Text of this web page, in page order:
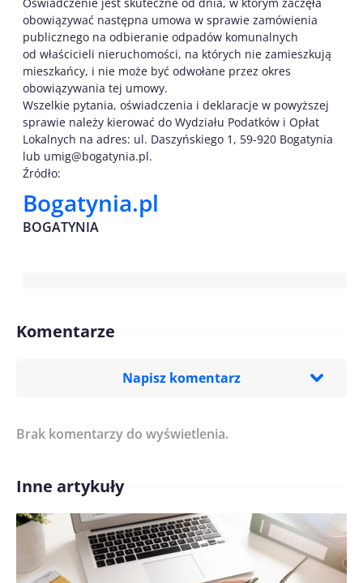
obowiązywać następna umowa w sprawie zamówienia
publicznego na odbieranie odpadów komunalnych
od właścicieli nieruchomości, na których nie zamieszkują
mieszkańcy, i nie może być odwołane przez okres
obowiązywania tej umowy.
Wszelkie pytania, oświadczenia i deklaracje w powyższej
sprawie należy kierować do Wydziału Podatków i Opłat
Lokalnych na adres: ul. Daszyńskiego 1, 59-920 Bogatynia
lub umig@bogatynia.pl.
Źródło:
Bogatynia.pl
BOGATYNIA
Komentarze
Napisz komentarz
Treść komentarza*
Imię/ Nick*
Brak komentarzy do wyświetlenia.
Inne artykuły